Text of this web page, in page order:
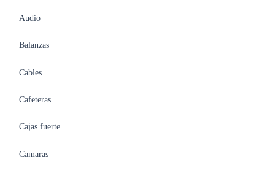
Audio
Balanzas
Cables
Cafeteras
Cajas fuerte
Camaras